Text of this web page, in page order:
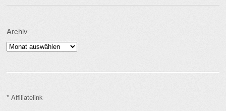
Archiv
Archiv
* Affiliatelink